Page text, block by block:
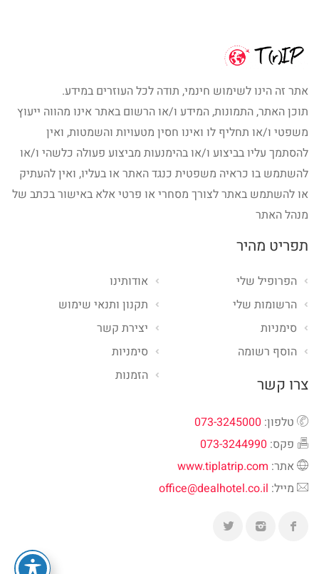
אתר זה הינו לשימוש חינמי, תודה לכל העוזרים במידע.
תוכן האתר, התמונות, המידע ו/או הרשום באתר אינו מהווה ייעוץ
משפטי ו/או תחליף לו ואינו חסין מטעויות והשמטות, ואין
להסתמך עליו בביצוע ו/או בהימנעות מביצוע פעולה כלשהי ו/או
להשתמש בו כראיה משפטית כנגד האתר או בעליו, ואין להעתיק
או להשתמש באתר לצורך מסחרי או פרטי אלא באישור בכתב של
מנהל האתר
תפריט מהיר
אודותינו
תקנון ותנאי שימוש
יצירת קשר
סימניות
הזמנות
הפרופיל שלי
הרשומות שלי
סימניות
הוסף רשומה
צרו קשר
טלפון: 073-3245000
פקס: 073-3244990
אתר: www.tiplatrip.com
מייל: office@dealhotel.co.il